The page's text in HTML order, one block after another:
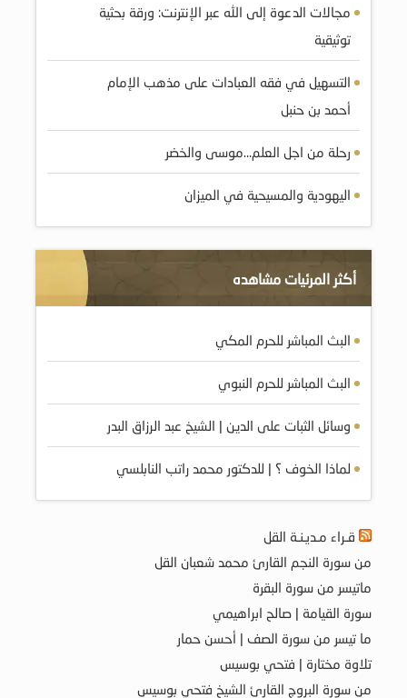
مجالات الدعوة إلى الله عبر الإنترنت: ورقة بحثية
توثيقية
التسهيل في فقه العبادات على مذهب الإمام
أحمد بن حنبل
رحلة من اجل العلم…موسى والخضر
اليهودية والمسيحية في الميزان
أكثر المرئيات مشاهده
البث المباشر للحرم المكي
البث المباشر للحرم النبوي
وسائل الثبات على الدين | الشيخ عبد الرزاق البدر
لماذا الخوف ؟ | للدكتور محمد راتب النابلسي
قـراء مـديـنـة القل
من سورة النجم القارئ محمد شعبان القل
ماتيسر من سورة البقرة
سورة القيامة | صالح ابراهيمي
ما تيسر من سورة الصف | أحسن حمار
تلاوة مختارة | فتحي بوسيس
من سورة البروج القارئ الشيخ فتحي بوسيس